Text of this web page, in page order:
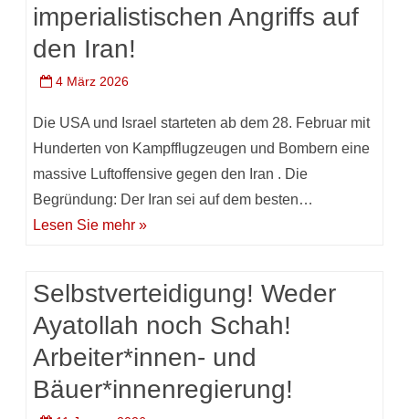
imperialistischen Angriffs auf
den Iran!
4 März 2026
Die USA und Israel starteten ab dem 28. Februar mit
Hunderten von Kampfflugzeugen und Bombern eine
massive Luftoffensive gegen den Iran . Die
Begründung: Der Iran sei auf dem besten…
Lesen Sie mehr »
Selbstverteidigung! Weder
Ayatollah noch Schah!
Arbeiter*innen- und
Bäuer*innenregierung!